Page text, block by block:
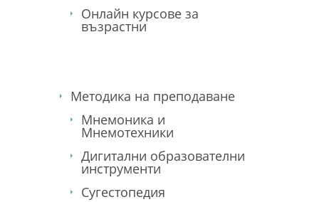
Онлайн курсове за
възрастни
Методика на преподаване
Мнемоника и
Мнемотехники
Дигитални образователни
инструменти
Сугестопедия